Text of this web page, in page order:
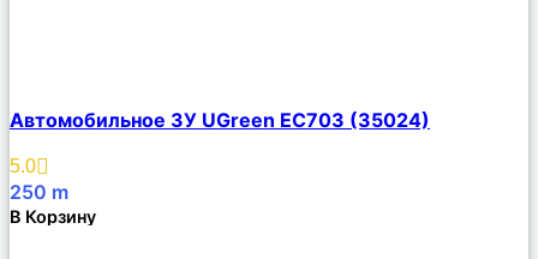
Описание
Избранное
Автомобильное ЗУ UGreen EC703 (35024)
5.0
250 m
В Корзину